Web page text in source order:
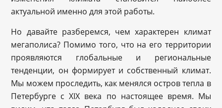
актуальной именно для этой работы.
Но давайте разберемся, чем характерен климат
мегаполиса? Помимо того, что на его территории
проявляются глобальные и региональные
тенденции, он формирует и собственный климат.
Мы можем проследить, как менялся остров тепла в
Петербурге с XIX века по настоящее время. Мы